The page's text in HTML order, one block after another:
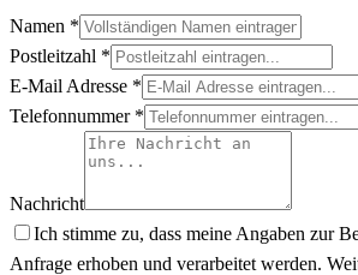
Namen *
Postleitzahl *
E-Mail Adresse *
Telefonnummer *
Nachricht
Ich stimme zu, dass meine Angaben zur
Anfrage erhoben und verarbeitet werden.